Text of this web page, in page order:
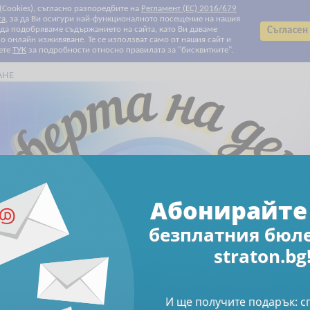
съгласно разпоредбите на Регламент (ЕС) 2016/679
, за да Ви осигури най-функционалното посещение на нашия
подобряваме съдържанието на сайта, като Ви даваме
изживяване. Те се използват само от нашия сайт и
ТУК за подробности относно правилата за "бисквитките".
Всички категории
Всички категории
Данъчно облагане и такси
Електронни книги
Електронни списания
За Вашите деца и внуци
За родители
За храната с любов
Клубни карти и ваучери
Печатни списания
Продажби и маркетинг
Професионални умения
Свободно време
Счетоводство
Труд и осигуряване
Финанси и инвестиции
Човешки ресурси
Намаления
Печатни списания Съветник Данъци и такси на
такси на моята
Абонирайте
безплатния
И ще получите подарък: